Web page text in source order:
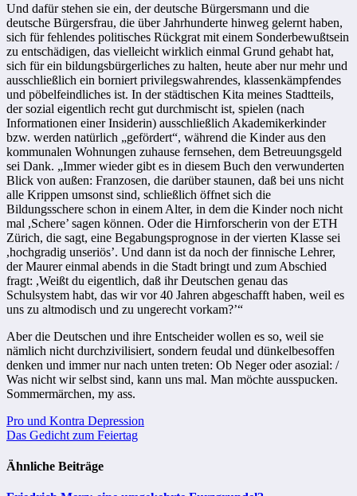
Und dafür stehen sie ein, der deutsche Bürgersmann und die
deutsche Bürgersfrau, die über Jahrhunderte hinweg gelernt haben,
sich für fehlendes politisches Rückgrat mit einem Sonderbewußtsein
zu entschädigen, das vielleicht wirklich einmal Grund gehabt hat,
sich für ein bildungsbürgerliches zu halten, heute aber nur mehr und
ausschließlich ein borniert privilegswahrendes, klassenkämpfendes
und pöbelfeindliches ist. In der städtischen Kita meines Stadtteils,
der sozial eigentlich recht gut durchmischt ist, spielen (nach
Informationen einer Insiderin) ausschließlich Akademikerkinder
bzw. werden natürlich „gefördert“, während die Kinder aus den
kommunalen Wohnungen zuhause fernsehen, dem Betreuungsgeld
sei Dank. „Immer wieder gibt es in diesem Buch den verwunderten
Blick von außen: Franzosen, die darüber staunen, daß bei uns nicht
alle Krippen umsonst sind, schließlich öffnet sich die
Bildungsschere schon in einem Alter, in dem die Kinder noch nicht
mal ,Schere’ sagen können. Oder die Hirnforscherin von der ETH
Zürich, die sagt, eine Begabungsprognose in der vierten Klasse sei
,hochgradig unseriös’. Und dann ist da noch der finnische Lehrer,
der Maurer einmal abends in die Stadt bringt und zum Abschied
fragt: ,Weißt du eigentlich, daß ihr Deutschen genau das
Schulsystem habt, das wir vor 40 Jahren abgeschafft haben, weil es
uns zu altmodisch und zu ungerecht vorkam?’“
Aber die Deutschen und ihre Entscheider wollen es so, weil sie
nämlich nicht durchzivilisiert, sondern feudal und dünkelbesoffen
denken und immer nur nach unten treten: Ob Neger oder asozial: /
Was nicht wir selbst sind, kann uns mal. Man möchte ausspucken.
Sommermärchen, my ass.
Beitragsnavigation
Pro und Kontra Depression
Das Gedicht zum Feiertag
Ähnliche Beiträge